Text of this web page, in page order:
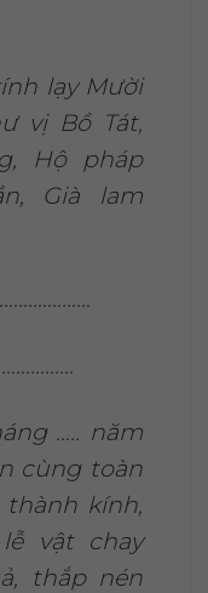
lạy Mười
vị Bồ Tát,
Hộ pháp
Già lam
….. năm
cùng toàn
kính,
vật chay
thắp nén